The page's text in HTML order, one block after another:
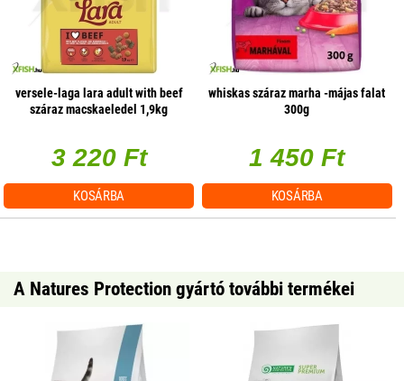
versele-laga lara adult with beef
száraz macskaeledel 1,9kg
3 220 Ft
KOSÁRBA
whiskas száraz marha -májas falat
300g
1 450 Ft
KOSÁRBA
A Natures Protection gyártó további termékei